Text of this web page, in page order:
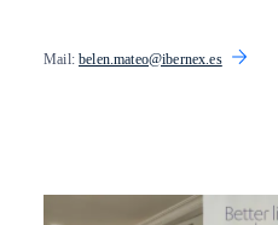
Mail:belen.mateo@ibernex.es